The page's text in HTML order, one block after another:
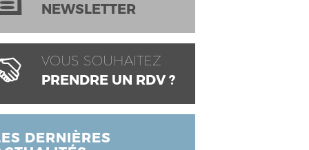
NEWSLETTER
VOUS SOUHAITEZ
PRENDRE UN RDV ?
DERNIÈRES